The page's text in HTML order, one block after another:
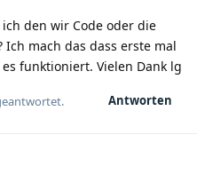
den wir Code oder die
mach das dass erste mal
funktioniert. Vielen Dank lg
Antworten